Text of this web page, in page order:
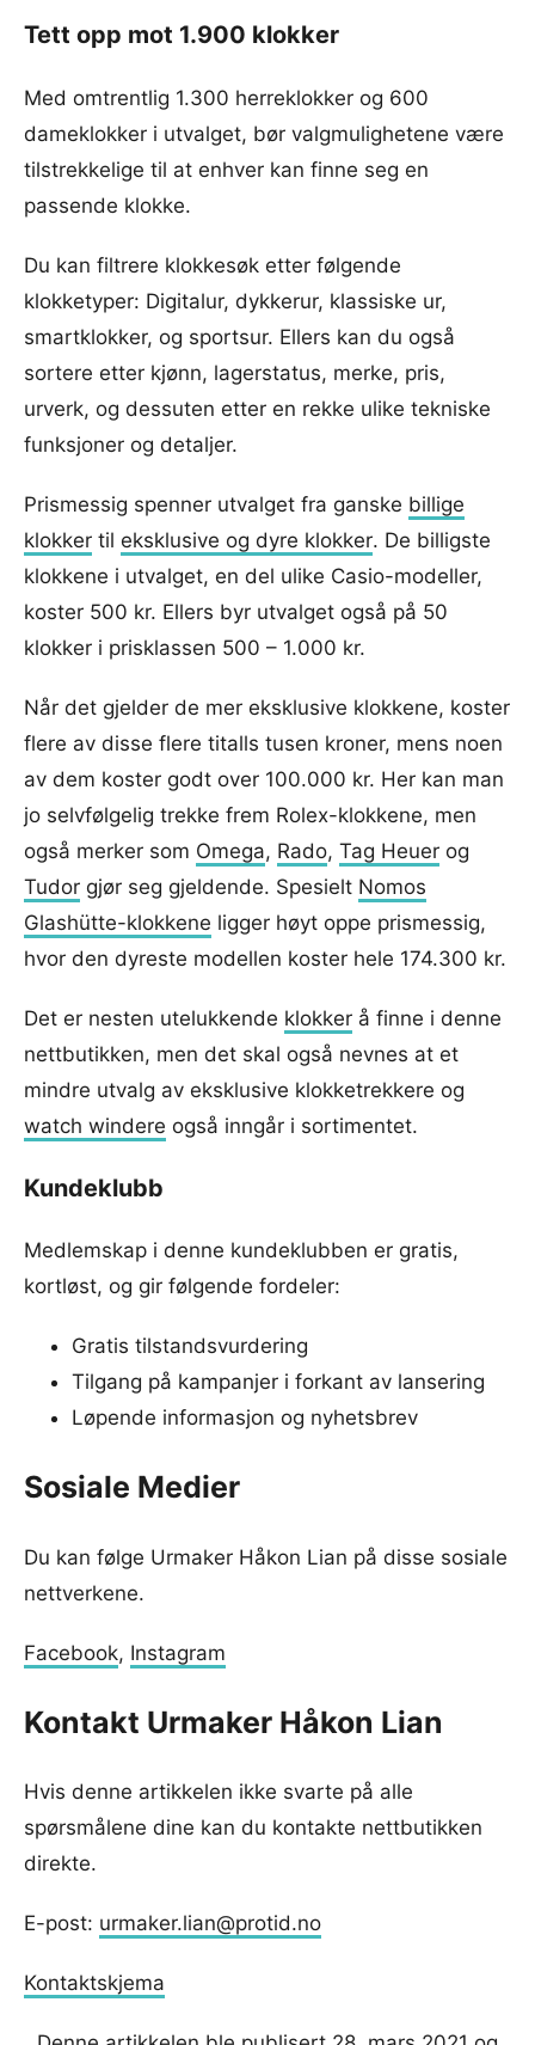
Tett opp mot 1.900 klokker
Med omtrentlig 1.300 herreklokker og 600
dameklokker i utvalget, bør valgmulighetene være
tilstrekkelige til at enhver kan finne seg en
passende klokke.
Du kan filtrere klokkesøk etter følgende
klokketyper: Digitalur, dykkerur, klassiske ur,
smartklokker, og sportsur. Ellers kan du også
sortere etter kjønn, lagerstatus, merke, pris,
urverk, og dessuten etter en rekke ulike tekniske
funksjoner og detaljer.
Prismessig spenner utvalget fra ganske billige
klokker til eksklusive og dyre klokker. De billigste
klokkene i utvalget, en del ulike Casio-modeller,
koster 500 kr. Ellers byr utvalget også på 50
klokker i prisklassen 500 – 1.000 kr.
Når det gjelder de mer eksklusive klokkene, koster
flere av disse flere titalls tusen kroner, mens noen
av dem koster godt over 100.000 kr. Her kan man
jo selvfølgelig trekke frem Rolex-klokkene, men
også merker som Omega, Rado, Tag Heuer og
Tudor gjør seg gjeldende. Spesielt Nomos
Glashütte-klokkene ligger høyt oppe prismessig,
hvor den dyreste modellen koster hele 174.300 kr.
Det er nesten utelukkende klokker å finne i denne
nettbutikken, men det skal også nevnes at et
mindre utvalg av eksklusive klokketrekkere og
watch windere også inngår i sortimentet.
Kundeklubb
Medlemskap i denne kundeklubben er gratis,
kortløst, og gir følgende fordeler:
Gratis tilstandsvurdering
Tilgang på kampanjer i forkant av lansering
Løpende informasjon og nyhetsbrev
Sosiale Medier
Du kan følge Urmaker Håkon Lian på disse sosiale
nettverkene.
Facebook, Instagram
Kontakt Urmaker Håkon Lian
Hvis denne artikkelen ikke svarte på alle
spørsmålene dine kan du kontakte nettbutikken
direkte.
E-post: urmaker.lian@protid.no
Kontaktskjema